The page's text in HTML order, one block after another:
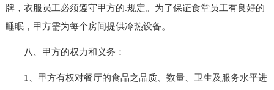
牌，衣服员工必须遵守甲方的.规定。为了保证食堂员工有良好的
睡眠，甲方需为每个房间提供冷热设备。
八、甲方的权力和义务：
1、甲方有权对餐厅的食品之品质、数量、卫生及服务水平进